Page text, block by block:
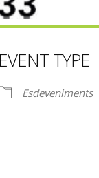
EVENT TYPE
Esdeveniments